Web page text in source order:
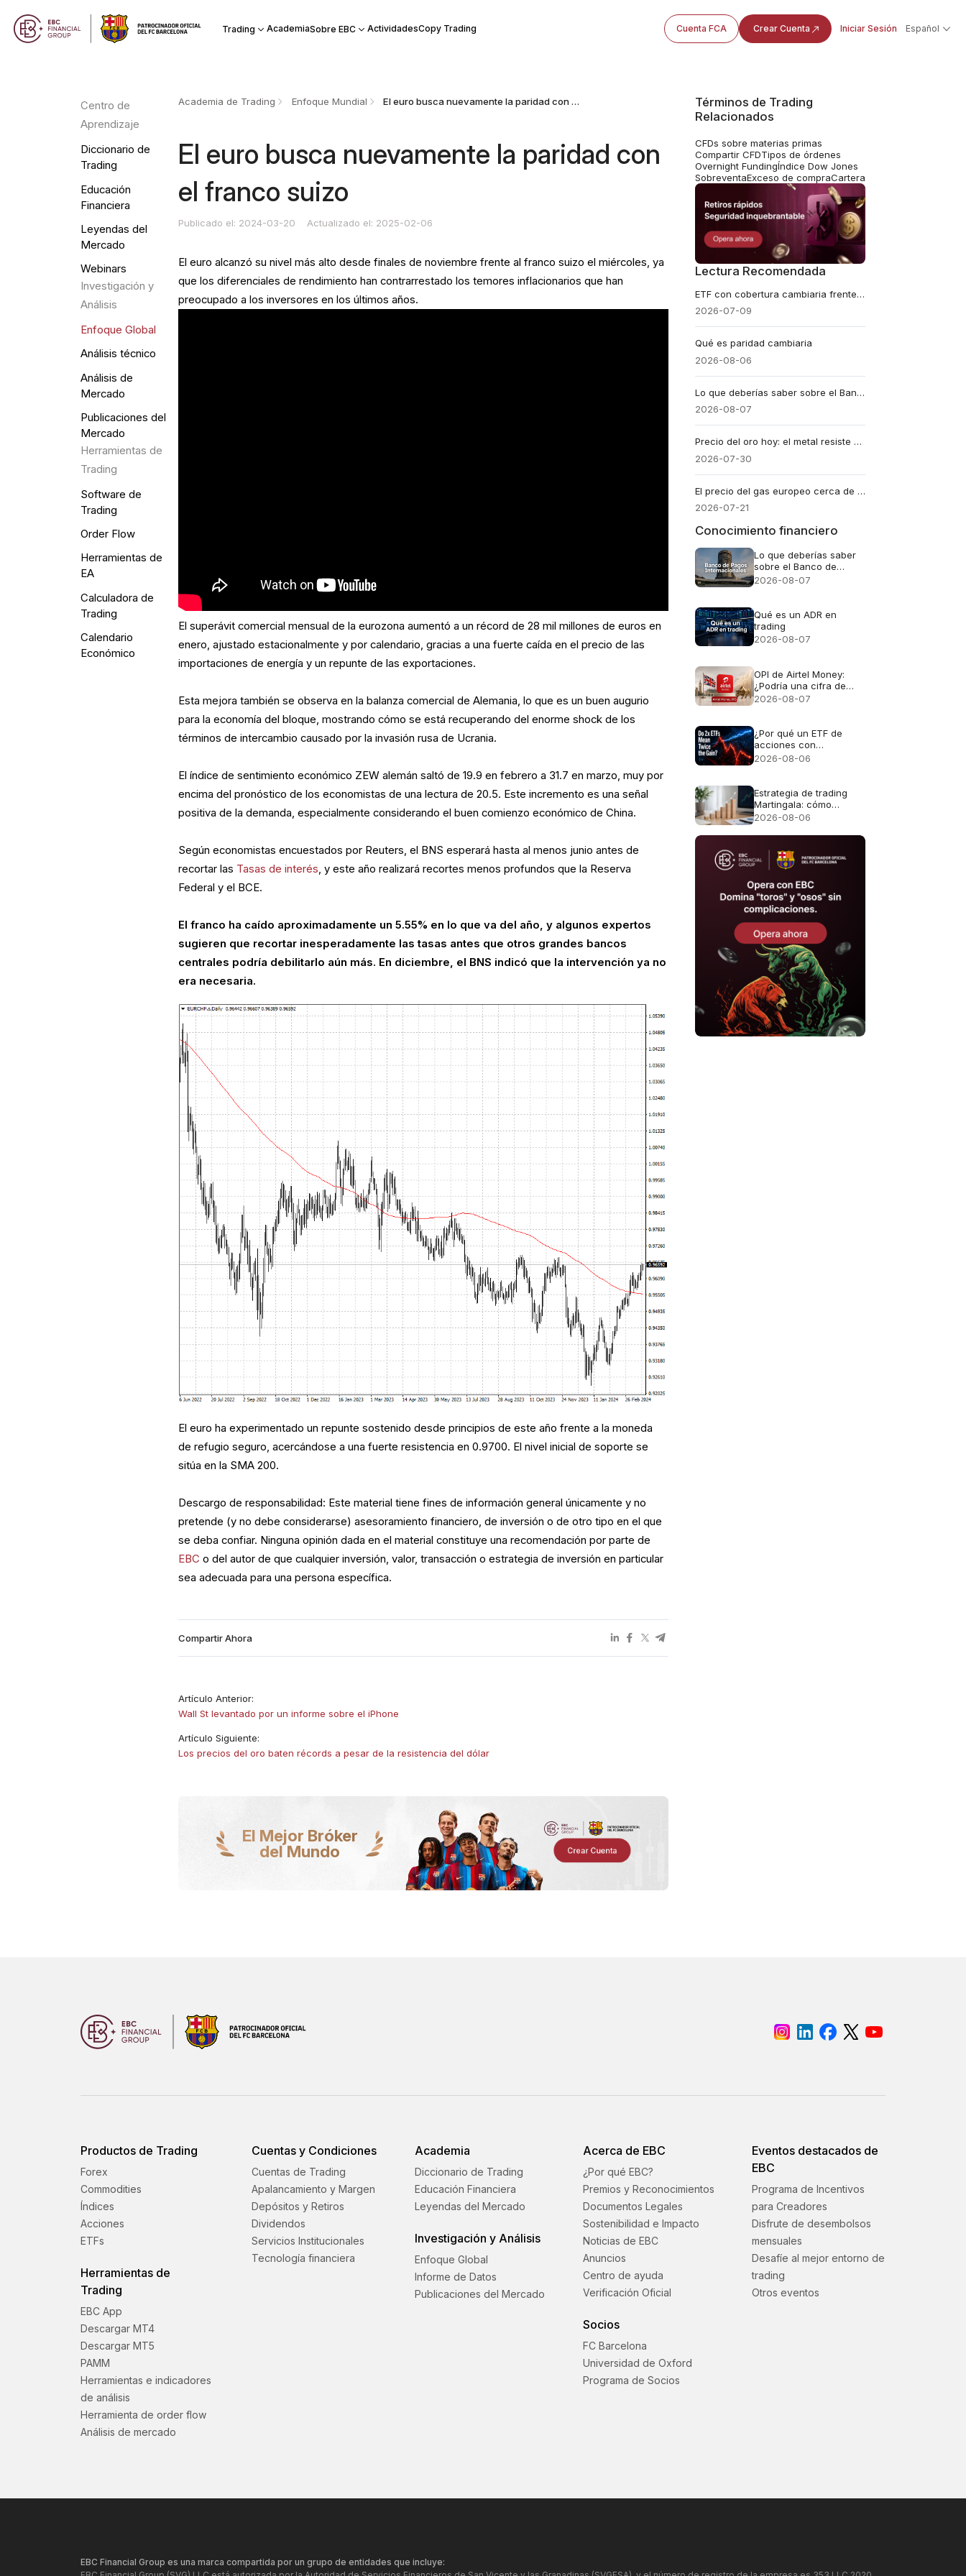
Trading AcademiaSobre EBC ActividadesCopy Trading Cuenta FCA Crear Cuenta Iniciar Sesión Español
Centro de
Aprendizaje
Diccionario de
Trading
Educación
Financiera
Leyendas del
Mercado
Webinars
Investigación y
Análisis
Enfoque Global
Análisis técnico
Análisis de
Mercado
Publicaciones del
Mercado
Herramientas de
Trading
Software de
Trading
Order Flow
Herramientas de
EA
Calculadora de
Trading
Calendario
Económico
Academia de Trading Enfoque Mundial El euro busca nuevamente la paridad con el franco suizo
El euro busca nuevamente la paridad con
el franco suizo
Publicado el: 2024-03-20 Actualizado el: 2025-02-06
El euro alcanzó su nivel más alto desde finales de noviembre frente al franco suizo el miércoles, ya
que los diferenciales de rendimiento han contrarrestado los temores inflacionarios que han
preocupado a los inversores en los últimos años.
El superávit comercial mensual de la eurozona aumentó a un récord de 28 mil millones de euros en
enero, ajustado estacionalmente y por calendario, gracias a una fuerte caída en el precio de las
importaciones de energía y un repunte de las exportaciones.
Esta mejora también se observa en la balanza comercial de Alemania, lo que es un buen augurio
para la economía del bloque, mostrando cómo se está recuperando del enorme shock de los
términos de intercambio causado por la invasión rusa de Ucrania.
El índice de sentimiento económico ZEW alemán saltó de 19.9 en febrero a 31.7 en marzo, muy por
encima del pronóstico de los economistas de una lectura de 20.5. Este incremento es una señal
positiva de la demanda, especialmente considerando el buen comienzo económico de China.
Según economistas encuestados por Reuters, el BNS esperará hasta al menos junio antes de
recortar las Tasas de interés , y este año realizará recortes menos profundos que la Reserva
Federal y el BCE.
El franco ha caído aproximadamente un 5.55% en lo que va del año, y algunos expertos
sugieren que recortar inesperadamente las tasas antes que otros grandes bancos
centrales podría debilitarlo aún más. En diciembre, el BNS indicó que la intervención ya no
era necesaria.
El euro ha experimentado un repunte sostenido desde principios de este año frente a la moneda
de refugio seguro, acercándose a una fuerte resistencia en 0.9700. El nivel inicial de soporte se
sitúa en la SMA 200.
Descargo de responsabilidad: Este material tiene fines de información general únicamente y no
pretende (y no debe considerarse) asesoramiento financiero, de inversión o de otro tipo en el que
se deba confiar. Ninguna opinión dada en el material constituye una recomendación por parte de
EBC o del autor de que cualquier inversión, valor, transacción o estrategia de inversión en particular
sea adecuada para una persona específica.
Compartir Ahora
Artículo Anterior:
​Wall St levantado por un informe sobre el iPhone
Artículo Siguiente:
Los precios del oro baten récords a pesar de la resistencia del dólar
El Mejor Bróker
del Mundo
Crear Cuenta
Términos de Trading
Relacionados
CFDs sobre materias primas
Compartir CFDTipos de órdenes
Overnight FundingÍndice Dow Jones
SobreventaExceso de compraCartera
Lectura Recomendada
ETF con cobertura cambiaria frente a ETF sin cobertura
2026-07-09
Qué es paridad cambiaria
2026-08-06
Lo que deberías saber sobre el Banco de Pagos Internacionales (y por qué te afecta directamente)
2026-08-07
Precio del oro hoy: el metal resiste en $4.100 tras la pausa de la Fed
2026-07-30
El precio del gas europeo cerca de los 60 euros: ¿Podrá el BCE superar la crisis de las reservas invernales?
2026-07-21
Conocimiento financiero
Lo que deberías saber
sobre el Banco de
Pagos Internacionales
2026-08-07
Qué es un ADR en
trading
2026-08-07
OPI de Airtel Money:
¿Podría una cifra de
$10.000M convertirla en
2026-08-07
¿Por qué un ETF de
acciones con
apalancamiento 2x no
2026-08-06
Estrategia de trading
Martingala: cómo
funciona y por qué falla
2026-08-06
Productos de Trading
Forex
Commodities
Índices
Acciones
ETFs
Herramientas de
Trading
EBC App
Descargar MT4
Descargar MT5
PAMM
Herramientas e indicadores
de análisis
Herramienta de order flow
Análisis de mercado
Cuentas y Condiciones
Cuentas de Trading
Apalancamiento y Margen
Depósitos y Retiros
Dividendos
Servicios Institucionales
Tecnología financiera
Academia
Diccionario de Trading
Educación Financiera
Leyendas del Mercado
Investigación y Análisis
Enfoque Global
Informe de Datos
Publicaciones del Mercado
Acerca de EBC
¿Por qué EBC?
Premios y Reconocimientos
Documentos Legales
Sostenibilidad e Impacto
Noticias de EBC
Anuncios
Centro de ayuda
Verificación Oficial
Socios
FC Barcelona
Universidad de Oxford
Programa de Socios
Eventos destacados de
EBC
Programa de Incentivos
para Creadores
Disfrute de desembolsos
mensuales
Desafíe al mejor entorno de
trading
Otros eventos
EBC Financial Group es una marca compartida por un grupo de entidades que incluye: